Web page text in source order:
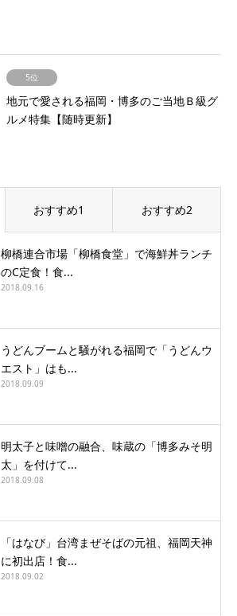
5位
地元で愛される福岡・博多のご当地Ｂ級グ
ルメ特集【随時更新】
おすすめ1 おすすめ2
柳橋連合市場「柳橋食堂」で海鮮丼ランチ
のC定食！食...
2018.09.16
うどんブームと騒がれる福岡で「うどんウ
エスト」はも...
2018.09.09
明太子と味噌の融合、味蔵の「博多みそ明
太」を付けて...
2018.09.08
「はなび」台湾まぜそばの元祖、福岡天神
に初出店！食...
2018.09.02